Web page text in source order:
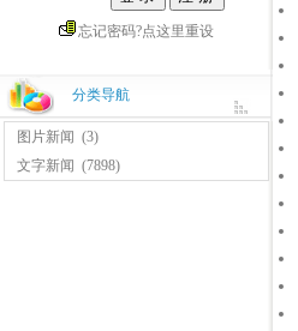
忘记密码?点这里重设
分类导航
图片新闻 (3)
文字新闻 (7898)